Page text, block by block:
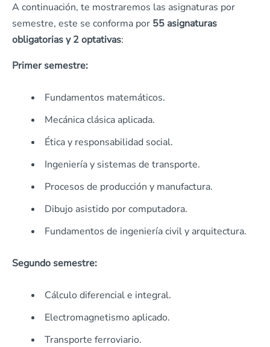
A continuación, te mostraremos las asignaturas por
semestre, este se conforma por 55 asignaturas
obligatorias y 2 optativas:
Primer semestre:
Fundamentos matemáticos.
Mecánica clásica aplicada.
Ética y responsabilidad social.
Ingeniería y sistemas de transporte.
Procesos de producción y manufactura.
Dibujo asistido por computadora.
Fundamentos de ingeniería civil y arquitectura.
Segundo semestre:
Cálculo diferencial e integral.
Electromagnetismo aplicado.
Transporte ferroviario.